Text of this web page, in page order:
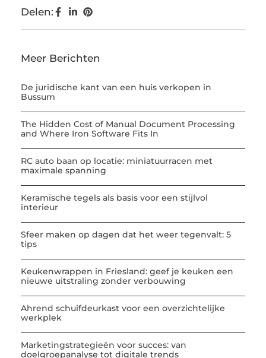
Delen:
Meer Berichten
De juridische kant van een huis verkopen in
Bussum
The Hidden Cost of Manual Document Processing
and Where Iron Software Fits In
RC auto baan op locatie: miniatuurracen met
maximale spanning
Keramische tegels als basis voor een stijlvol
interieur
Sfeer maken op dagen dat het weer tegenvalt: 5
tips
Keukenwrappen in Friesland: geef je keuken een
nieuwe uitstraling zonder verbouwing
Ahrend schuifdeurkast voor een overzichtelijke
werkplek
Marketingstrategieën voor succes: van
doelgroepanalyse tot digitale trends